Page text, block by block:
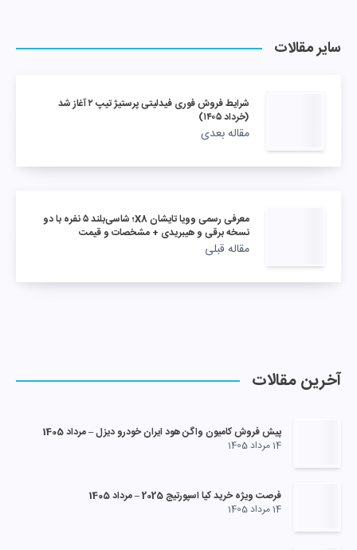
سایر مقالات
شرایط فروش فوری فیدلیتی پرستیژ تیپ ۲ آغاز شد
(خرداد ۱۴۰۵)
مقاله بعدی
معرفی رسمی وویا تایشان X8؛ شاسی‌بلند ۵ نفره با دو
نسخه برقی و هیبریدی + مشخصات و قیمت
مقاله قبلی
آخرین مقالات
پیش فروش کامیون واگن هود ایران خودرو دیزل – مرداد 1405
14 مرداد 1405
فرصت ویژه خرید کیا اسپورتیج 2025 – مرداد 1405
14 مرداد 1405